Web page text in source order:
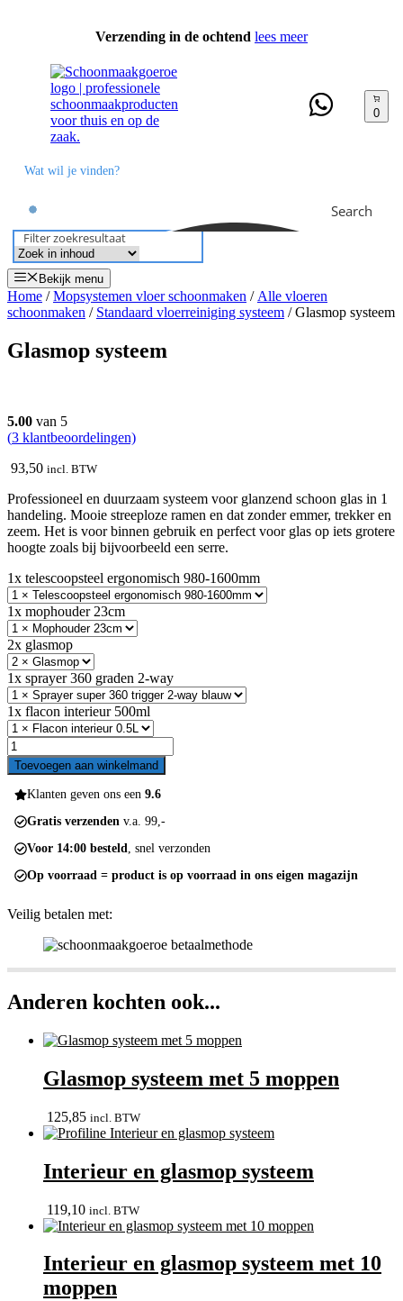
Verzending in de ochtend lees meer
Search
Filter zoekresultaat
0
Bekijk menu
Home /Mopsystemen vloer schoonmaken / Alle vloeren
schoonmaken / Standaard vloerreiniging systeem / Glasmop systeem
Glasmop systeem
5.00 van 5
(3 klantbeoordelingen)
93,50 incl. BTW
Professioneel en duurzaam systeem voor glanzend schoon glas in 1
handeling. Mooie streeploze ramen en dat zonder emmer, trekker en
zeem. Het is voor binnen gebruik en perfect voor glas op iets grotere
hoogte zoals bij bijvoorbeeld een serre.
1x telescoopsteel ergonomisch 980-1600mm
1x mophouder 23cm
2x glasmop
1x sprayer 360 graden 2-way
1x flacon interieur 500ml
Glasmop
systeem
aantal
Toevoegen aan winkelmand
Klanten geven ons een 9.6
Gratis verzenden v.a. 99,-
Voor 14:00 besteld, snel verzonden
Op voorraad = product is op voorraad in ons eigen magazijn
Veilig betalen met:
Anderen kochten ook...
Glasmop systeem met 5 moppen
125,85 incl. BTW
Interieur en glasmop systeem
119,10 incl. BTW
Interieur en glasmop systeem met 10
moppen